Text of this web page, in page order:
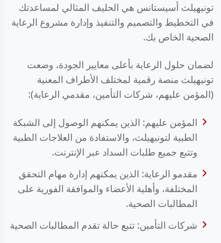
تونيهيلث أسيستانس هي الحليف المثالي لمساعدتك
في التخطيط والتصميم والتنفيذ وإدارة مشروع الرعاية
الصحية الخاص بك.
لضمان حلول الرعاية بأعلى معايير الجودة، وضعت
تونيهيلث منصة رقمية لمختلف الأطراف المعنية
(المؤمن عليهم، شركات التأمين، مقدمي الرعاية):
المؤمن عليهم: الذين يمكنهم الوصول إلى الشبكة
الطبية لتونيهيلث، والاستفادة من العلاجات الطبية
وتتبع جميع طلبات السداد عبر الإنترنت.
مقدمو الرعاية: الذين يمكنهم إدارة مهام التحقق
المختلفة، وأهلية الأعضاء والموافقة الفورية على
المطالبات الصحية.
شركات التأمين: تتبع حالة تقدم المطالبات الصحية